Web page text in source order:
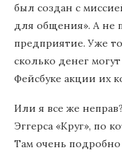
был создан с
для общения». А не
предприятие. Уже
сколько денег
Фейсбуке акции их
Или я все же
Эггерса «Круг», по
Там очень подробно